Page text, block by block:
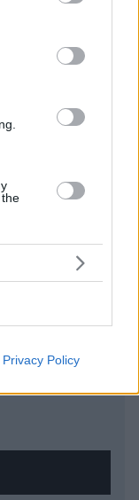
party tags to
in below Google
Privacy Policy